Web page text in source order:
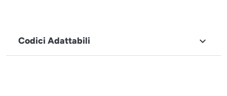
Codici Adattabili 